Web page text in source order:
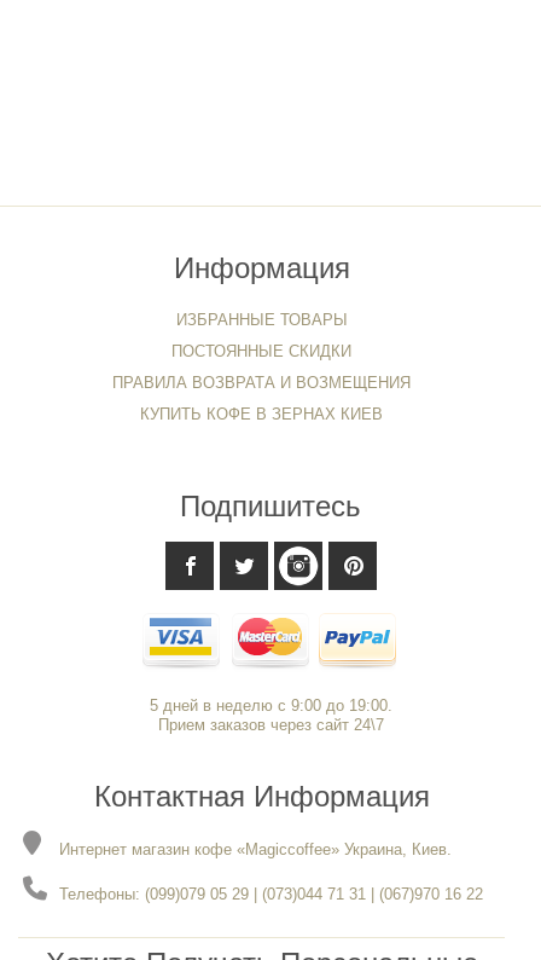
Информация
ИЗБРАННЫЕ ТОВАРЫ
ПОСТОЯННЫЕ СКИДКИ
ПРАВИЛА ВОЗВРАТА И ВОЗМЕЩЕНИЯ
КУПИТЬ КОФЕ В ЗЕРНАХ КИЕВ
Подпишитесь
5 дней в неделю с 9:00 до 19:00.
Прием заказов через сайт 24\7
Контактная Информация
Интернет магазин кофе «Magiccoffee» Украина, Киев.
Телефоны: (099)079 05 29 | (073)044 71 31 | (067)970 16 22